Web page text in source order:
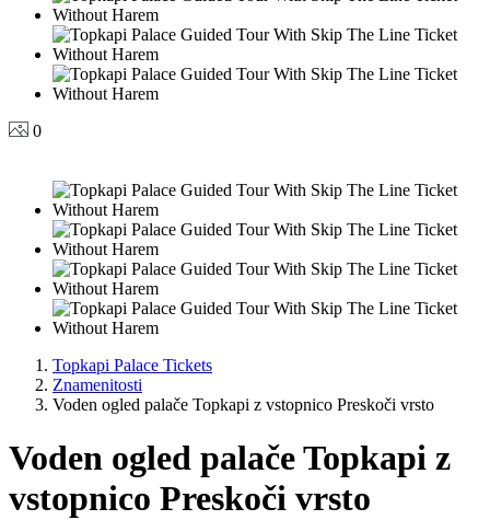
0
Topkapi Palace Tickets
Znamenitosti
Voden ogled palače Topkapi z vstopnico Preskoči vrsto
Voden ogled palače Topkapi z
vstopnico Preskoči vrsto